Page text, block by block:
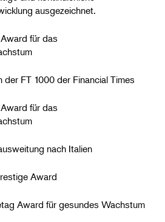
ausgezeichnet.
für das
FT 1000 der Financial Times
für das
nach Italien
Award
Award für gesundes Wachstum